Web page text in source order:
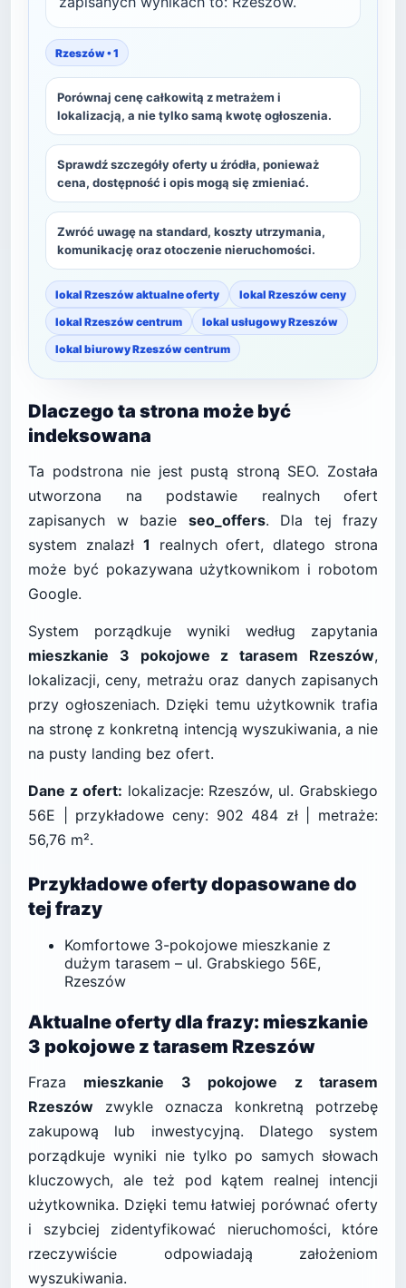
Rzeszów • 1
Porównaj cenę całkowitą z metrażem i
lokalizacją, a nie tylko samą kwotę ogłoszenia.
Sprawdź szczegóły oferty u źródła, ponieważ
cena, dostępność i opis mogą się zmieniać.
Zwróć uwagę na standard, koszty utrzymania,
komunikację oraz otoczenie nieruchomości.
lokal Rzeszów aktualne oferty
lokal Rzeszów ceny
lokal Rzeszów centrum
lokal usługowy Rzeszów
lokal biurowy Rzeszów centrum
Dlaczego ta strona może być
indeksowana
Ta podstrona nie jest pustą stroną SEO. Została
utworzona na podstawie realnych ofert
zapisanych w bazie seo_offers. Dla tej frazy
system znalazł 1 realnych ofert, dlatego strona
może być pokazywana użytkownikom i robotom
Google.
System porządkuje wyniki według zapytania
mieszkanie 3 pokojowe z tarasem Rzeszów,
lokalizacji, ceny, metrażu oraz danych zapisanych
przy ogłoszeniach. Dzięki temu użytkownik trafia
na stronę z konkretną intencją wyszukiwania, a nie
na pusty landing bez ofert.
Dane z ofert: lokalizacje: Rzeszów, ul. Grabskiego
56E | przykładowe ceny: 902 484 zł | metraże:
56,76 m².
Przykładowe oferty dopasowane do
tej frazy
Komfortowe 3-pokojowe mieszkanie z
dużym tarasem – ul. Grabskiego 56E,
Rzeszów
Aktualne oferty dla frazy: mieszkanie
3 pokojowe z tarasem Rzeszów
Fraza mieszkanie 3 pokojowe z tarasem
Rzeszów zwykle oznacza konkretną potrzebę
zakupową lub inwestycyjną. Dlatego system
porządkuje wyniki nie tylko po samych słowach
kluczowych, ale też pod kątem realnej intencji
użytkownika. Dzięki temu łatwiej porównać oferty
i szybciej zidentyfikować nieruchomości, które
rzeczywiście odpowiadają założeniom
wyszukiwania.